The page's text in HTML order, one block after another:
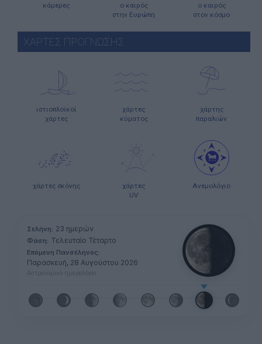
κάμερες
ο καιρός
στην Ευρώπη
ο καιρός
στον κόσμο
ΧΑΡΤΕΣ ΠΡΟΓΝΩΣΗΣ
ιστιοπλοϊκοί
χάρτες
χάρτες
κύματος
χάρτης
παραλιών
χάρτες σκόνης
χάρτες
UV
Ανεμολόγιο
Σελήνη: 23 ημερών
Φάση: Τελευταίο Τέταρτο
Επόμενη Πανσέληνος:
Παρασκευή, 28 Αυγούστου 2026
Αστρονομικό ημερολόγιο